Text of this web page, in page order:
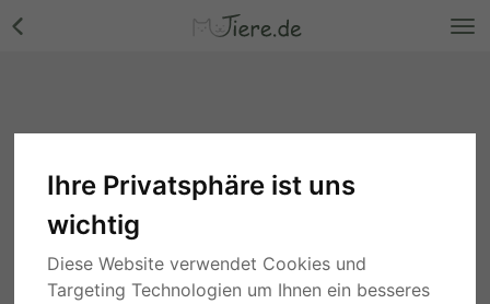
Ihre Privatsphäre ist uns
wichtig
Diese Website verwendet Cookies und
Targeting Technologien um Ihnen ein besseres